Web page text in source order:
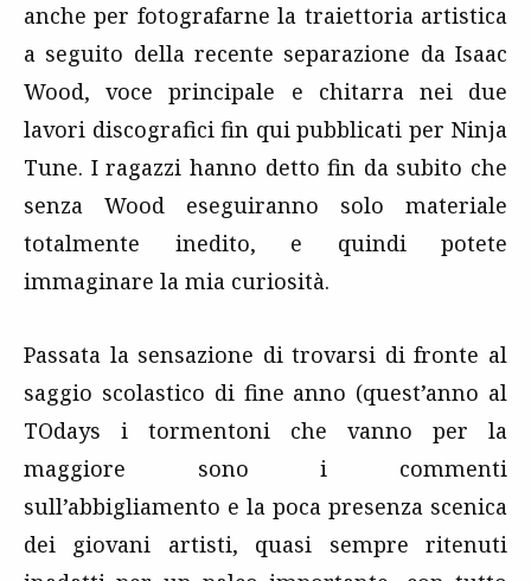
anche per fotografarne la traiettoria artistica
a seguito della recente separazione da Isaac
Wood, voce principale e chitarra nei due
lavori discografici fin qui pubblicati per Ninja
Tune. I ragazzi hanno detto fin da subito che
senza Wood eseguiranno solo materiale
totalmente inedito, e quindi potete
immaginare la mia curiosità.
Passata la sensazione di trovarsi di fronte al
saggio scolastico di fine anno (quest’anno al
TOdays i tormentoni che vanno per la
maggiore sono i commenti
sull’abbigliamento e la poca presenza scenica
dei giovani artisti, quasi sempre ritenuti